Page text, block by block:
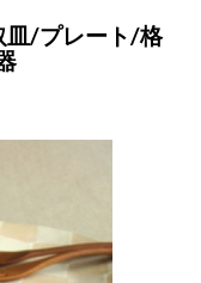
皿/プレート/格